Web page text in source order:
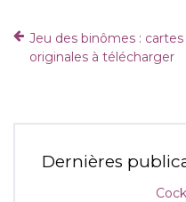
Jeu des binômes : cartes
originales à télécharger
Dernières